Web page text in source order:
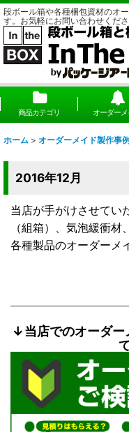
段ボール箱や各種梱包資材のオ
す。お気軽にお問い合わせくださ
商品カテゴリ オーダー
ホーム > オーダーメイド製作事例
2016年12月
当店が手がけさせてい
（組箱）、気泡緩衝
各種製品のオーダーメ
↓当店でのオーダー